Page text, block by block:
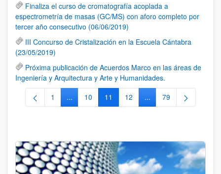
Finaliza el curso de cromatografía acoplada a
espectrometría de masas (GC/MS) con aforo completo por
tercer año consecutivo (06/06/2019)
III Concurso de Cristalización en la Escuela Cántabra
(23/05/2019)
Próxima publicación de Acuerdos Marco en las áreas de
Ingeniería y Arquitectura y Arte y Humanidades.
Página
1 ...Páginas intermedias Use TAB para desplazarse.
Página
10 Página
11 Página
12 ...Páginas intermedias
Página
79